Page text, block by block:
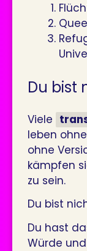
Du bist
Viele
leben
ohne
kämpfen
zu sein.
Du bist
Du hast
Würde